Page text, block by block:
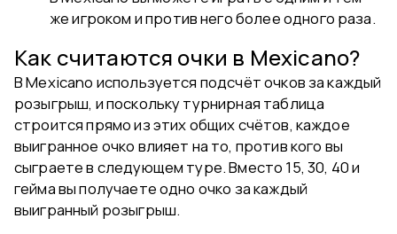
же игроком и против него более одного раза.
Как считаются очки в Mexicano?
В Mexicano используется подсчёт очков за каждый
розыгрыш, и поскольку турнирная таблица
строится прямо из этих общих счётов, каждое
выигранное очко влияет на то, против кого вы
сыграете в следующем туре. Вместо 15, 30, 40 и
гейма вы получаете одно очко за каждый
выигранный розыгрыш.